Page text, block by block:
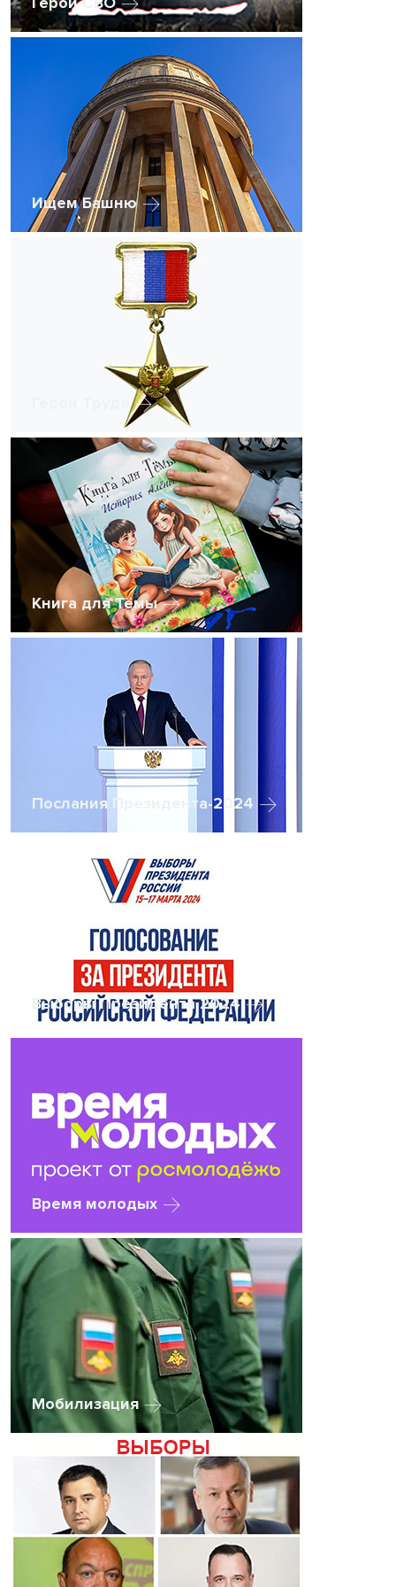
Ищем Башню
Книга для Тёмы
Послания Президента-2024
Выборы Президента 2024
Время молодых
Мобилизация